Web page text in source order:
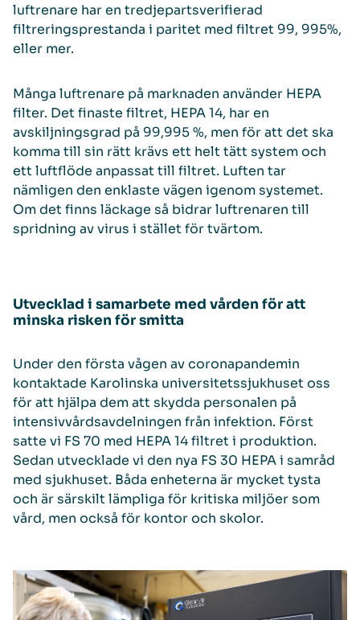
luftrenare har en tredjepartsverifierad
filtreringsprestanda i paritet med filtret 99, 995%,
eller mer.
Många luftrenare på marknaden använder HEPA
filter. Det finaste filtret, HEPA 14, har en
avskiljningsgrad på 99,995 %, men för att det ska
komma till sin rätt krävs ett helt tätt system och
ett luftflöde anpassat till filtret. Luften tar
nämligen den enklaste vägen igenom systemet.
Om det finns läckage så bidrar luftrenaren till
spridning av virus i stället för tvärtom.
Utvecklad i samarbete med vården för att
minska risken för smitta
Under den första vågen av coronapandemin
kontaktade Karolinska universitetssjukhuset oss
för att hjälpa dem att skydda personalen på
intensivvårdsavdelningen från infektion. Först
satte vi FS 70 med HEPA 14 filtret i produktion.
Sedan utvecklade vi den nya FS 30 HEPA i samråd
med sjukhuset. Båda enheterna är mycket tysta
och är särskilt lämpliga för kritiska miljöer som
vård, men också för kontor och skolor.